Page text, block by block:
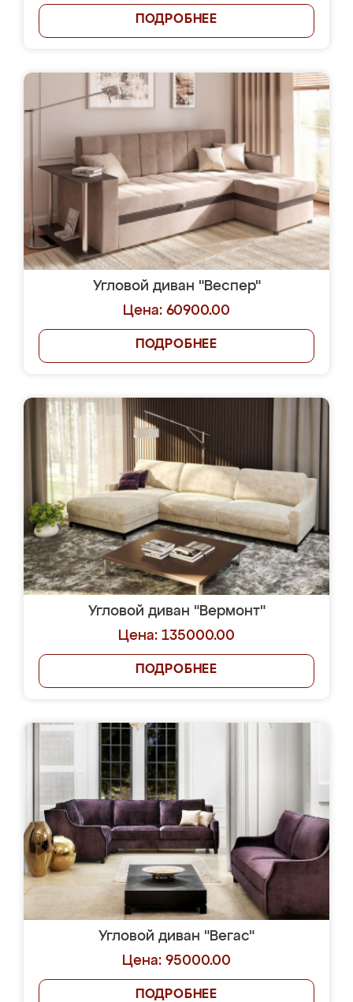
ПОДРОБНЕЕ
Угловой диван "Веспер"
Цена: 60900.00
ПОДРОБНЕЕ
Угловой диван "Вермонт"
Цена: 135000.00
ПОДРОБНЕЕ
Угловой диван "Вегас"
Цена: 95000.00
ПОДРОБНЕЕ